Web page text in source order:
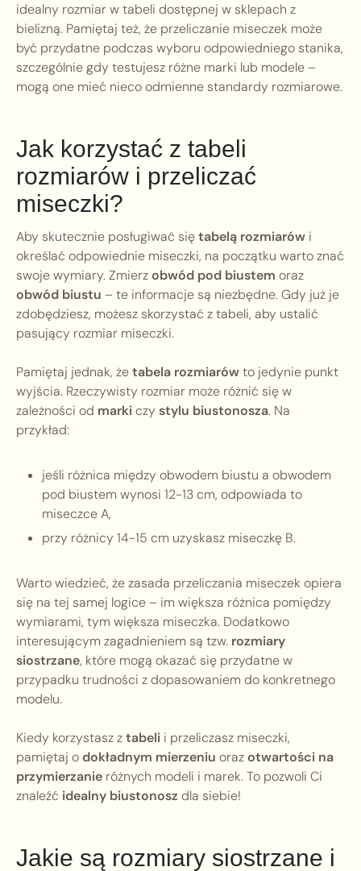
idealny rozmiar w tabeli dostępnej w sklepach z
bielizną. Pamiętaj też, że przeliczanie miseczek może
być przydatne podczas wyboru odpowiedniego stanika,
szczególnie gdy testujesz różne marki lub modele –
mogą one mieć nieco odmienne standardy rozmiarowe.
Jak korzystać z tabeli
rozmiarów i przeliczać
miseczki?
Aby skutecznie posługiwać siętabelą rozmiarów i
określać odpowiednie miseczki, na początku warto znać
swoje wymiary. Zmierzobwód pod biustem oraz
obwód biustu – te informacje są niezbędne. Gdy już je
zdobędziesz, możesz skorzystać z tabeli, aby ustalić
pasujący rozmiar miseczki.
Pamiętaj jednak, żetabela rozmiarówto jedynie punkt
wyjścia. Rzeczywisty rozmiar może różnić się w
zależności od markiczy stylu biustonosza. Na
przykład:
jeśli różnica między obwodem biustu a obwodem
pod biustem wynosi 12-13 cm, odpowiada to
miseczce A,
przy różnicy 14-15 cm uzyskasz miseczkę B.
Warto wiedzieć, że zasada przeliczania miseczek opiera
się na tej samej logice – im większa różnica pomiędzy
wymiarami, tym większa miseczka. Dodatkowo
interesującym zagadnieniem są tzw. rozmiary
siostrzane, które mogą okazać się przydatne w
przypadku trudności z dopasowaniem do konkretnego
modelu.
Kiedy korzystasz ztabeli i przeliczasz miseczki,
pamiętaj odokładnym mierzeniu orazotwartości na
przymierzanie różnych modeli i marek. To pozwoli Ci
znaleźć idealny biustonosz dla siebie!
Jakie są rozmiary siostrzane i